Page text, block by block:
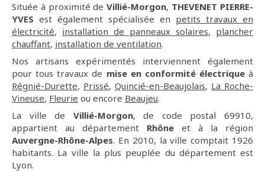
Située à proximité deVillié-Morgon, THEVENET PIERRE-
YVES est également spécialisée en petits travaux en
électricité, installation de panneaux solaires, plancher
chauffant, installation de ventilation.
Nos artisans expérimentés interviennent également
pour tous travaux de mise en conformité électriqueà
Régnié-Durette, Prissé, Quincié-en-Beaujolais, La Roche-
Vineuse, Fleurie ou encore Beaujeu.
La ville de Villié-Morgon, de code postal 69910,
appartient au département Rhône et à la région
Auvergne-Rhône-Alpes. En 2010, la ville comptait 1926
habitants. La ville la plus peuplée du département est
Lyon.